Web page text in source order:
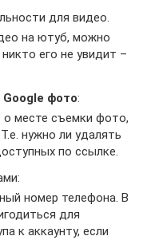
для видео.
на ютуб, можно
его не увидит –
фото:
месте съемки фото,
нужно ли удалять
по ссылке.
номер телефона. В
для
к аккаунту, если